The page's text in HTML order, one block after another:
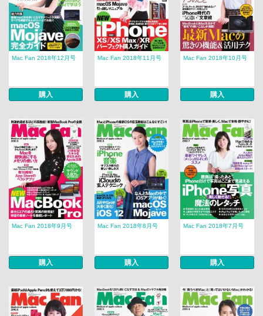
Mac Fan 2018年12月号
購入
Mac Fan 2018年11月号
購入
Mac Fan 2018年10月号
購入
Mac Fan 2018年9月号
購入
Mac Fan 2018年8月号
購入
Mac Fan 2018年7月号
購入